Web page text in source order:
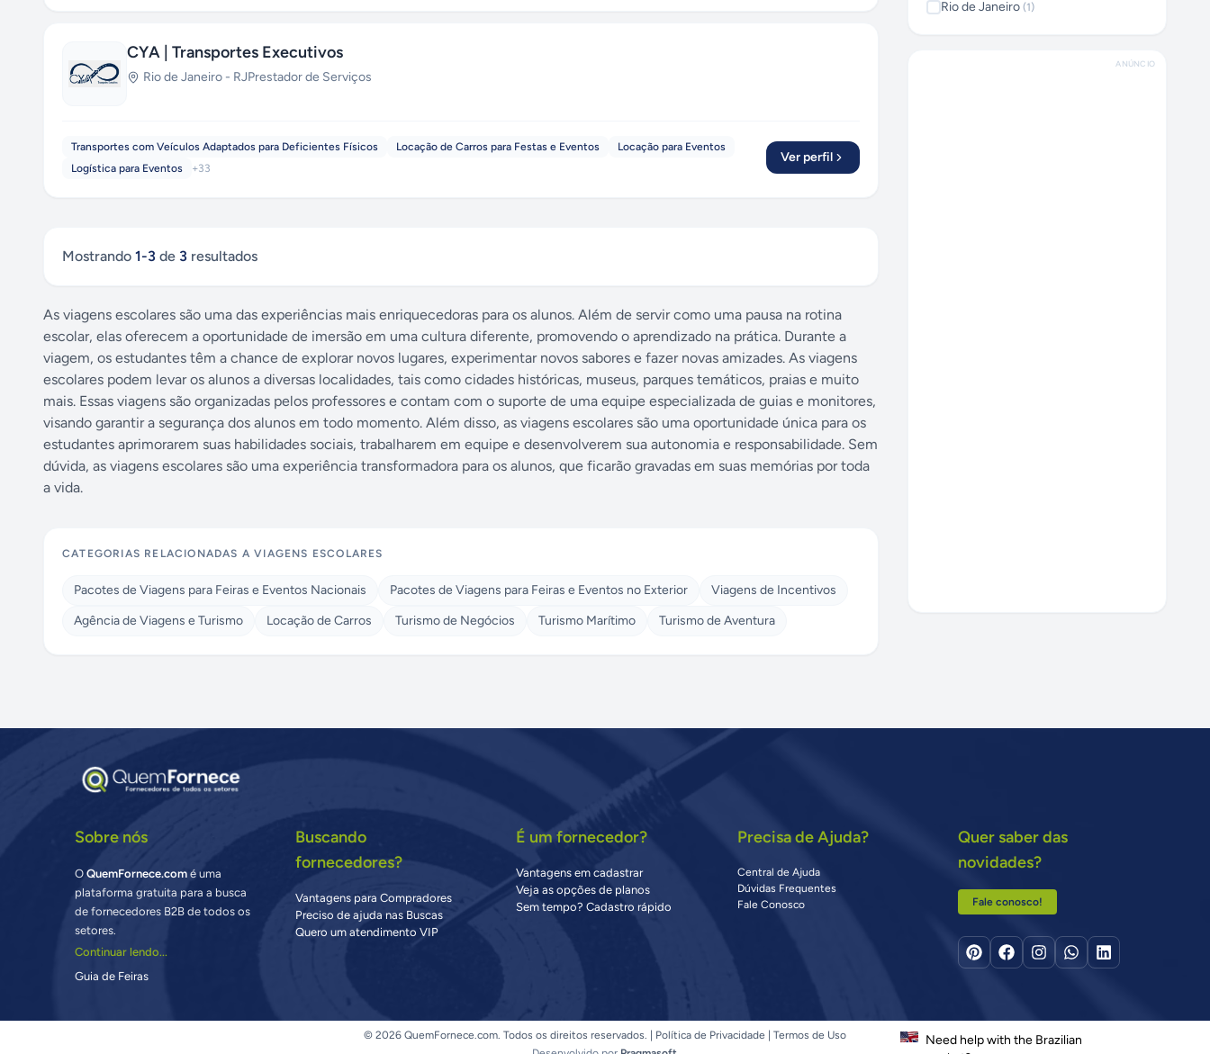
CYA | Transportes Executivos
Rio de Janeiro - RJPrestador de Serviços
Transportes com Veículos Adaptados para Deficientes Físicos Locação de Carros para Festas e Eventos
Locação para Eventos
Logística para Eventos
+33
Ver perfil
Mostrando 1-3 de 3 resultados
As viagens escolares são uma das experiências mais enriquecedoras para os alunos. Além de servir como uma pausa na rotina
escolar, elas oferecem a oportunidade de imersão em uma cultura diferente, promovendo o aprendizado na prática. Durante a
viagem, os estudantes têm a chance de explorar novos lugares, experimentar novos sabores e fazer novas amizades. As viagens
escolares podem levar os alunos a diversas localidades, tais como cidades históricas, museus, parques temáticos, praias e muito
mais. Essas viagens são organizadas pelos professores e contam com o suporte de uma equipe especializada de guias e monitores,
visando garantir a segurança dos alunos em todo momento. Além disso, as viagens escolares são uma oportunidade única para os
estudantes aprimorarem suas habilidades sociais, trabalharem em equipe e desenvolverem sua autonomia e responsabilidade. Sem
dúvida, as viagens escolares são uma experiência transformadora para os alunos, que ficarão gravadas em suas memórias por toda
a vida.
CATEGORIAS RELACIONADAS AVIAGENS ESCOLARES
Pacotes de Viagens para Feiras e Eventos Nacionais Pacotes de Viagens para Feiras e Eventos no Exterior
Viagens de Incentivos
Agência de Viagens e Turismo
Locação de Carros Turismo de Negócios Turismo Marítimo Turismo de Aventura
Rio de Janeiro (1)
ANÚNCIO
Sobre nós
OQuemFornece.com é uma
plataforma gratuita para a busca
de fornecedores B2B de todos os
setores.
Continuar lendo...
Guia de Feiras
Buscando
fornecedores?
Vantagens para Compradores
Preciso de ajuda nas Buscas
Quero um atendimento VIP
É um fornecedor?
Vantagens em cadastrar
Veja as opções de planos
Sem tempo? Cadastro rápido
Precisa de Ajuda?
Central de Ajuda
Dúvidas Frequentes
Fale Conosco
Quer saber das
novidades?
Fale conosco!
© 2026 QuemFornece.com. Todos os direitos reservados. | Política de Privacidade
Termos de Uso
Need help with the Brazilian